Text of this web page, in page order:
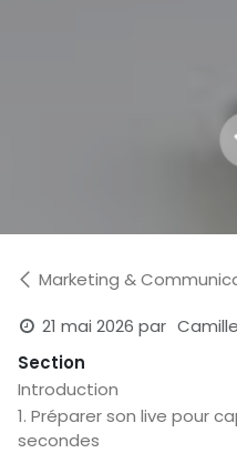
Marketing &
21 mai 2026 par
Section
Introduction
1. Préparer son live pour
secondes